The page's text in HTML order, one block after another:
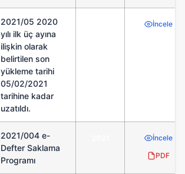
2021/05 2020
yılı ilk üç ayına
ilişkin olarak
belirtilen son
yükleme tarihi
05/02/2021
tarihine kadar
uzatıldı.
İncele
2021/004 e-
Defter Saklama
Programı
İncele
PDF